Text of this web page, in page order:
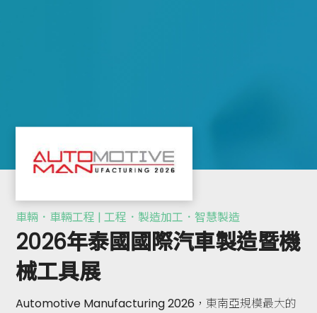
車輛．車輛工程 | 工程．製造加工．智慧製造
2026年泰國國際汽車製造暨機
械工具展
Automotive Manufacturing 2026，東南亞規模最大的